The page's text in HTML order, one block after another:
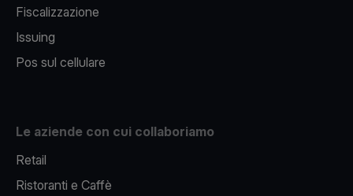
Fiscalizzazione
Issuing
Pos sul cellulare
Le aziende con cui collaboriamo
Retail
Ristoranti e Caffè